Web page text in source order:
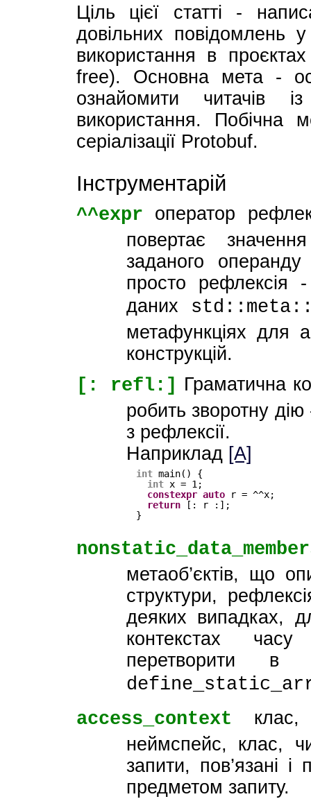
Ціль цієї статті -
довільних повідомлень
використання в
free). Основна мета -
ознайомити читачів
використання. Побічна
серіалізації Protobuf.
Інструментарій
^^expr оператор
повертає
заданого
просто рефлексія
даних
метафункціях для
конструкцій.
[: refl:]
Граматична
робить зворотну
з рефлексії.
Наприклад [A]
int main() {
int x = 1;
constexpr auto
r = ^^x;
return
[: r :];
}
метаоб’єктів, що
структури,
деяких випадках,
контекстах
перетворити в
access_context клас,
неймспейс, клас,
запити, пов’язані
предметом запиту.